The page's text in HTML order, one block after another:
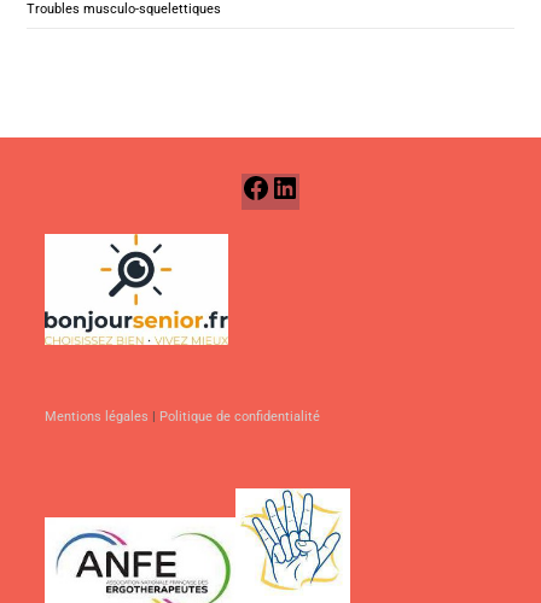
Troubles musculo-squelettiques
Mentions légales Politique de confidentialité